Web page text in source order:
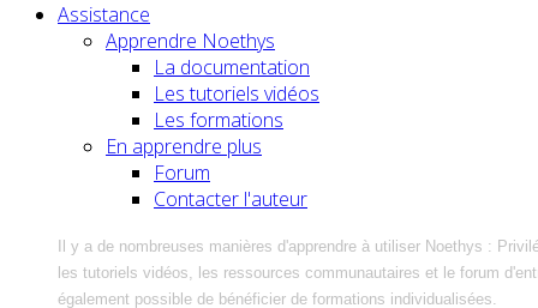
Assistance
Apprendre Noethys
La documentation
Les tutoriels vidéos
Les formations
En apprendre plus
Forum
Contacter l'auteur
Il y a de nombreuses manières d'apprendre à utiliser Noethys :
les tutoriels vidéos, les ressources communautaires et le forum
également possible de bénéficier de formations individualisées.